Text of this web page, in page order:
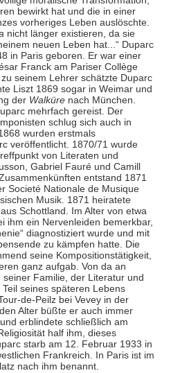
bewirkt hat und die in einer
vorheriges Leben auslöschte.
nicht länger existieren, da sie
neuen Leben hat...“ Duparc
in Paris geboren. Er war einer
Franck am Pariser Collège
seinem Lehrer schätzte Duparc
Liszt 1869 sogar in Weimar und
der Walkürenach München.
mehrfach gereist. Der
schlug sich auch in
wurden erstmals
veröffentlicht. 1870/71 wurde
von Literaten und
Gabriel Fauré und Camill
entstand 1871
Societé Nationale de Musique
Musik. 1871 heiratete
Schottland. Im Alter von etwa
ihm ein Nervenleiden bemerkbar,
diagnostiziert wurde und mit
zu kämpfen hatte. Die
seine Kompositionstätigkeit,
ganz aufgab. Von da an
Familie, der Literatur und
seines späteren Lebens
de-Peilz bei Vevey in der
Alter büßte er auch immer
erblindete schließlich am
half ihm, dieses
starb am 12. Februar 1933 in
Frankreich. In Paris ist im
nach ihm benannt.